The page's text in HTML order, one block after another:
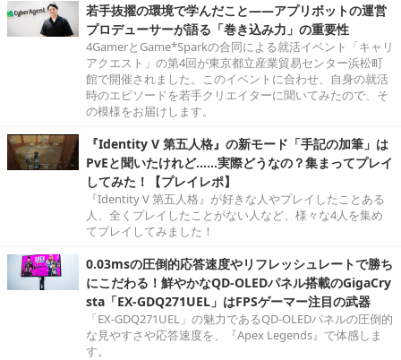
若手抜擢の環境で学んだこと――アプリボットの運営
プロデューサーが語る「巻き込み力」の重要性
4GamerとGame*Sparkの合同による就活イベント「キャリ
アクエスト」の第4回が東京都立産業貿易センター浜松町
館で開催されました。このイベントに合わせ、自身の就活
時のエピソードを若手クリエイターに聞いてみたので、そ
の模様をお届けします。
『Identity V 第五人格』の新モード「手記の加筆」は
PvEと聞いたけれど……実際どうなの？集まってプレイ
してみた！【プレイレポ】
『Identity V 第五人格』が好きな人やプレイしたことある
人、全くプレイしたことがない人など、様々な4人を集め
てプレイしてみました！
0.03msの圧倒的応答速度やリフレッシュレートで勝ち
にこだわる！鮮やかなQD-OLEDパネル搭載のGigaCry
sta「EX-GDQ271UEL」はFPSゲーマー注目の武器
「EX-GDQ271UEL」の魅力であるQD-OLEDパネルの圧倒的
な見やすさや応答速度を、『Apex Legends』で体感しま
す。